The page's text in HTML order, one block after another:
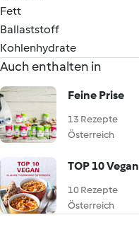
Fett
Ballaststoff
Kohlenhydrate
Auch enthalten in
Feine Prise
13 Rezepte
Österreich
TOP 10 Vegan
10 Rezepte
Österreich